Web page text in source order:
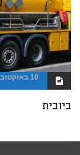
10 באוקטובר 2015
ביובית